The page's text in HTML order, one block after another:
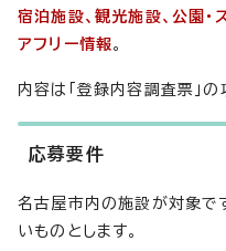
宿泊施設、観光施設、公園
アフリー情報。
内容は「登録内容調査票」の
応募要件
名古屋市内の施設が対象で
いものとします。